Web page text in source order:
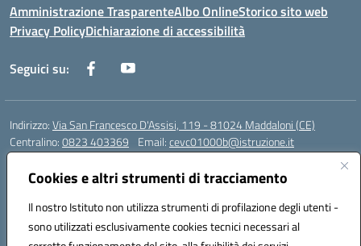
Cookies e altri strumenti di tracciamento
Il nostro Istituto non utilizza strumenti di profilazione degli utenti -
sono utilizzati esclusivamente cookies tecnici necessari al
Amministrazione TrasparenteAlbo OnlineStorico sito web
Privacy PolicyDichiarazione di accessibilità
Seguici su:
Indirizzo:Via San Francesco D'Assisi, 119 - 81024 Maddaloni (CE)
Centralino:0823 403369 Email:cevc01000b@istruzione.it
Posta elettronica certificata (PEC):
Codice fiscale: 80004990612 (Convitto) - 93044680614 (Scuole
Annesse)
Codice meccanografico:CEVC01000B
Codice Indice delle Pubbliche Amministrazioni (IPA): istsc_cevc01000b